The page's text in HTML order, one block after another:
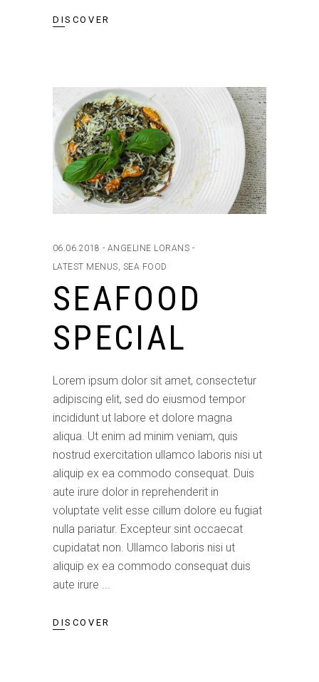
DISCOVER
06.06.2018
ANGELINE LORANS
LATEST MENUS, SEA FOOD
SEAFOOD
SPECIAL
Lorem ipsum dolor sit amet, consectetur
adipiscing elit, sed do eiusmod tempor
incididunt ut labore et dolore magna
aliqua. Ut enim ad minim veniam, quis
nostrud exercitation ullamco laboris nisi ut
aliquip ex ea commodo consequat. Duis
aute irure dolor in reprehenderit in
voluptate velit esse cillum dolore eu fugiat
nulla pariatur. Excepteur sint occaecat
cupidatat non. Ullamco laboris nisi ut
aliquip ex ea commodo consequat duis
aute irure
DISCOVER